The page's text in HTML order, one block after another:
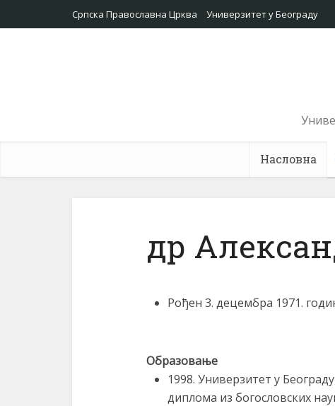
Српска Православна Црква Универзитет у Београду
Насловна
др
Рођен 3. децембра 1971.
Образовање
1998. Универзитет у
диплома из богословских